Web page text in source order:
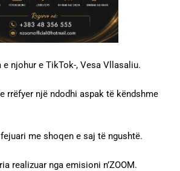
e njohur e TikTok-, Vesa Vllasaliu.
rrëfyer një ndodhi aspak të këndshme
me shoqen e saj të ngushtë.
realizuar nga emisioni n’ZOOM.